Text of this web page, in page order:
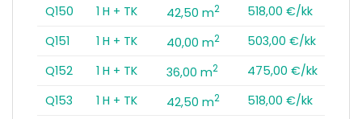
Q150
1 H + TK 42,50 m2
518,00 €/kk
Q151
1 H + TK 40,00 m2
503,00 €/kk
Q152
1 H + TK 36,00 m2
475,00 €/kk
Q153
1 H + TK 42,50 m2
518,00 €/kk